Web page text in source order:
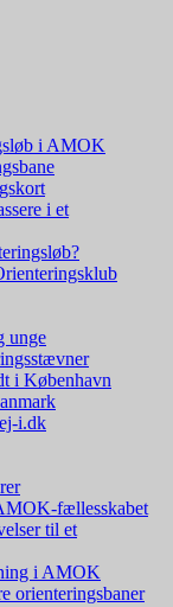
i AMOK
i et
unge
i København
i.dk
fællesskabet
til et
i AMOK
orienteringsbaner